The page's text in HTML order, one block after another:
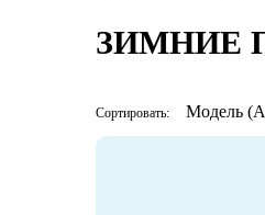
ЗИМНИЕ
Сортировать: